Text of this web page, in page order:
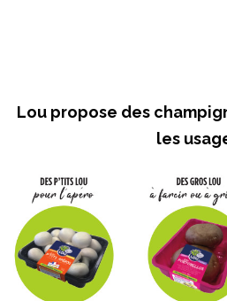
Lou propose des
les